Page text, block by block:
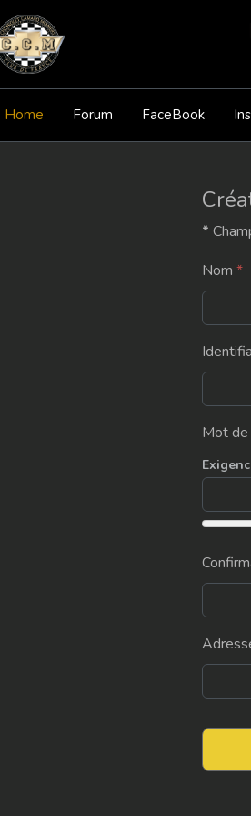
Home Forum FaceBook
*
Nom *
Mot de